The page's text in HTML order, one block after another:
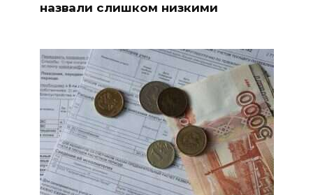
назвали слишком низкими